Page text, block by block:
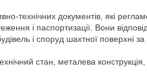
технічних документів, які
і паспортизації. Вони
і споруд шахтної
стан, металева